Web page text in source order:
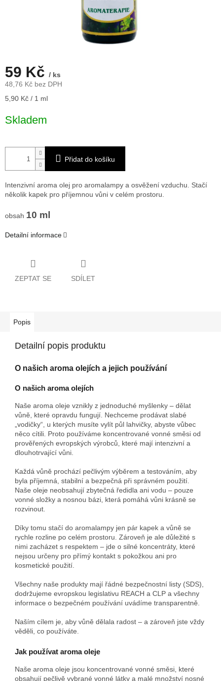
59 Kč / ks
48,76 Kč bez DPH
Měrná
5,90 Kč / 1 ml
Skladem
Přidat do košíku
Intenzivní aroma olej pro aromalampy a osvěžení vzduchu. Stačí
několik kapek pro příjemnou vůni v celém prostoru.
obsah 10 ml
Detailní informace
ZEPTAT SE SDÍLET
Popis
Detailní popis produktu
O našich aroma olejích a jejich používání
O našich aroma olejích
Naše aroma oleje vznikly z jednoduché myšlenky – dělat
vůně, které opravdu fungují. Nechceme prodávat slabé
„vodičky“, u kterých musíte vylít půl lahvičky, abyste vůbec
něco cítili. Proto používáme koncentrované vonné směsi od
prověřených evropských výrobců, které mají intenzivní a
dlouhotrvající vůni.
Každá vůně prochází pečlivým výběrem a testováním, aby
byla příjemná, stabilní a bezpečná při správném použití.
Naše oleje neobsahují zbytečná ředidla ani vodu – pouze
vonné složky a nosnou bázi, která pomáhá vůni krásně se
rozvinout.
Díky tomu stačí do aromalampy jen pár kapek a vůně se
rychle rozline po celém prostoru. Zároveň je ale důležité s
nimi zacházet s respektem – jde o silné koncentráty, které
nejsou určeny pro přímý kontakt s pokožkou ani pro
kosmetické použití.
Všechny naše produkty mají řádné bezpečnostní listy (SDS),
dodržujeme evropskou legislativu REACH a CLP a všechny
informace o bezpečném používání uvádíme transparentně.
Naším cílem je, aby vůně dělala radost – a zároveň jste vždy
věděli, co používáte.
Jak používat aroma oleje
Naše aroma oleje jsou koncentrované vonné směsi, které
obsahují pečlivě vybrané vonné látky a malé množství nosné